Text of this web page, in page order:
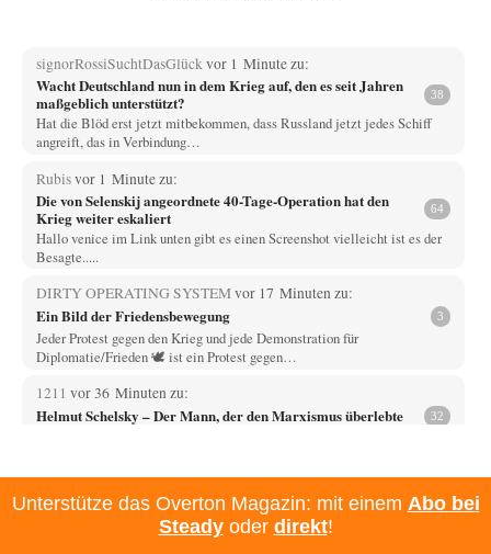
signorRossiSuchtDasGlückvor 1 Minute zu:
Wacht Deutschland nun in dem Krieg auf, den es seit Jahren
maßgeblich unterstützt?
38
Hat die Blöd erst jetzt mitbekommen, dass Russland jetzt jedes Schiff
angreift, das in Verbindung…
Rubisvor 1 Minute zu:
Die von Selenskij angeordnete 40-Tage-Operation hat den
Krieg weiter eskaliert
64
Hallo venice im Link unten gibt es einen Screenshot vielleicht ist es der
Besagte.....
DIRTY OPERATING SYSTEMvor 17 Minuten zu:
Ein Bild der Friedensbewegung 3
Jeder Protest gegen den Krieg und jede Demonstration für
Diplomatie/Frieden 🕊️ ist ein Protest gegen…
1211 vor 36 Minuten zu:
Helmut Schelsky – Der Mann, der den Marxismus überlebte 32
Phineasvor 51 Minuten zu:
Rechts- oder Linksträger? 31
Zur Erinnerung. Vor kurzem wurde in Frankreich dekretiert, dass JEDER
Unterstütze das Overton Magazin: mit einem Abo bei
Steadyoder direkt!